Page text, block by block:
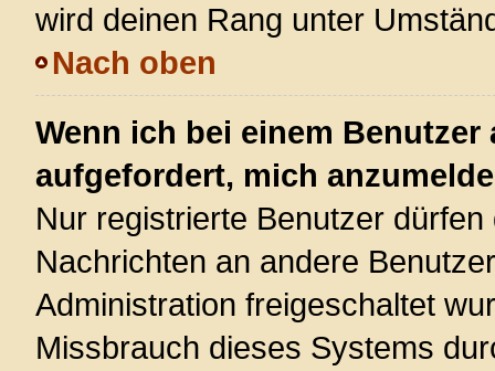
wird deinen Rang unter
Nach oben
Wenn ich bei einem
aufgefordert, mich
Nur registrierte Benutzer
Nachrichten an andere
Administration freigeschaltet
Missbrauch dieses Systems